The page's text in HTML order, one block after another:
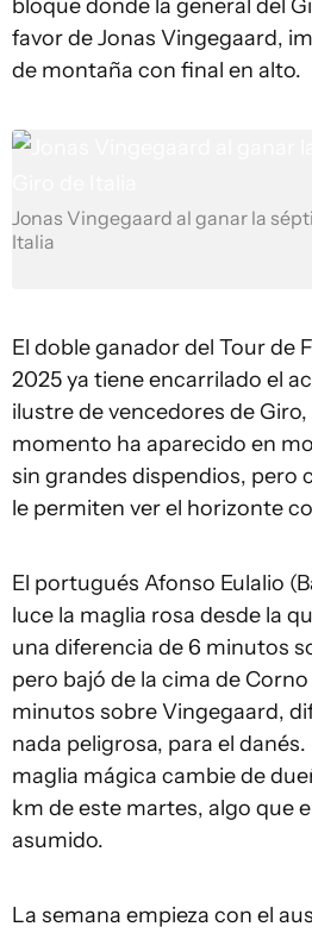
bloque donde la general del
favor de Jonas Vingegaard,
de montaña con final en alto.
Jonas Vingegaard al ganar la
Italia
El doble ganador del Tour de
2025 ya tiene encarrilado el
ilustre de vencedores de
momento ha aparecido en
sin grandes dispendios, pero
le permiten ver el horizonte
El portugués Afonso Eulalio
luce la maglia rosa desde la
una diferencia de 6 minutos
pero bajó de la cima de
minutos sobre Vingegaard,
nada peligrosa, para el
maglia mágica cambie de
km de este martes, algo que
asumido.
La semana empieza con el